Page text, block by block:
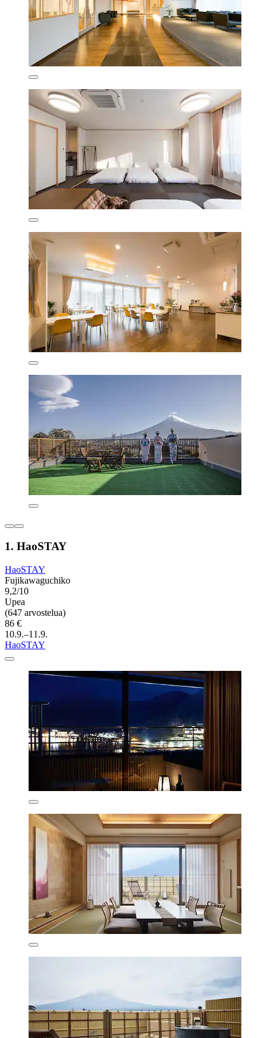
1. HaoSTAY
HaoSTAY
Fujikawaguchiko
9,2/10
Upea
(647 arvostelua)
86 €
10.9.–11.9.
HaoSTAY